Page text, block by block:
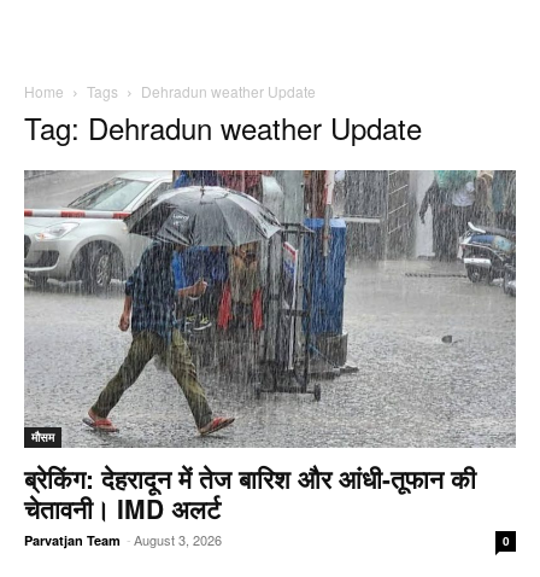
Home Tags Dehradun weather Update
Tag: Dehradun weather Update
मौसम
ब्रेकिंग: देहरादून में तेज बारिश और आंधी-तूफान की
चेतावनी। IMD अलर्ट
Parvatjan Team -August 3, 2026 0